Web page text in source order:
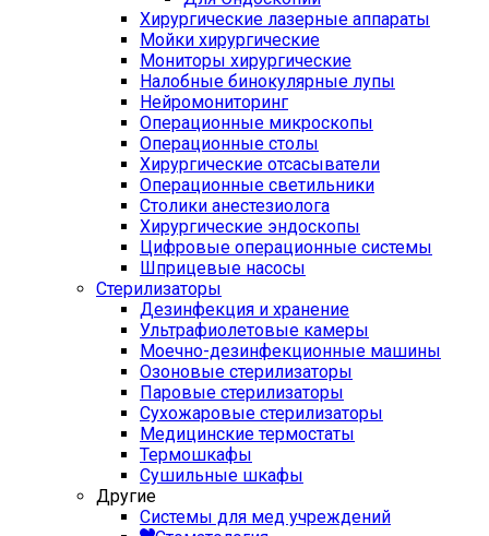
Хирургические лазерные аппараты
Мойки хирургические
Мониторы хирургические
Налобные бинокулярные лупы
Нейромониторинг
Операционные микроскопы
Операционные столы
Хирургические отсасыватели
Операционные светильники
Столики анестезиолога
Хирургические эндоскопы
Цифровые операционные системы
Шприцевые насосы
Стерилизаторы
Дезинфекция и хранение
Ультрафиолетовые камеры
Моечно-дезинфекционные машины
Озоновые стерилизаторы
Паровые стерилизаторы
Сухожаровые стерилизаторы
Медицинские термостаты
Термошкафы
Сушильные шкафы
Другие
Системы для мед учреждений